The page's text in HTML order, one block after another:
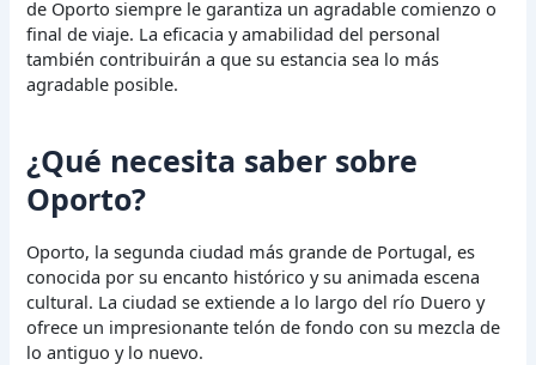
de Oporto siempre le garantiza un agradable comienzo o
final de viaje. La eficacia y amabilidad del personal
también contribuirán a que su estancia sea lo más
agradable posible.
¿Qué necesita saber sobre
Oporto?
Oporto, la segunda ciudad más grande de Portugal, es
conocida por su encanto histórico y su animada escena
cultural. La ciudad se extiende a lo largo del río Duero y
ofrece un impresionante telón de fondo con su mezcla de
lo antiguo y lo nuevo.